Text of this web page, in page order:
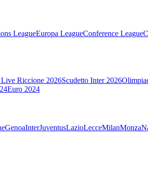
LeagueEuropa LeagueConference League
Live Riccione 2026Scudetto Inter 2026
Euro 2024
GenoaInterJuventusLazioLecceMilanMonza